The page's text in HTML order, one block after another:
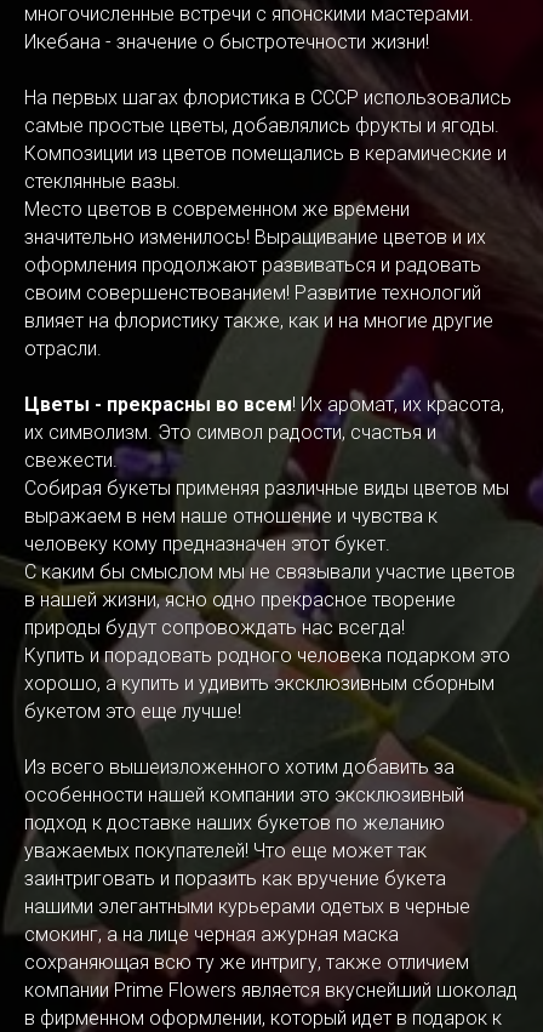
многочисленные встречи с японскими мастерами.
Икебана - значение о быстротечности жизни!
На первых шагах флористика в СССР использовались
самые простые цветы, добавлялись фрукты и ягоды.
Композиции из цветов помещались в керамические и
стеклянные вазы.
Место цветов в современном же времени
значительно изменилось! Выращивание цветов и их
оформления продолжают развиваться и радовать
своим совершенствованием! Развитие технологий
влияет на флористику также, как и на многие другие
отрасли.
Цветы - прекрасны во всем! Их аромат, их красота,
их символизм. Это символ радости, счастья и
свежести.
Собирая букеты применяя различные виды цветов мы
выражаем в нем наше отношение и чувства к
человеку кому предназначен этот букет.
С каким бы смыслом мы не связывали участие цветов
в нашей жизни, ясно одно прекрасное творение
природы будут сопровождать нас всегда!
Купить и порадовать родного человека подарком это
хорошо, а купить и удивить эксклюзивным сборным
букетом это еще лучше!
Из всего вышеизложенного хотим добавить за
особенности нашей компании это эксклюзивный
подход к доставке наших букетов по желанию
уважаемых покупателей! Что еще может так
заинтриговать и поразить как вручение букета
нашими элегантными курьерами одетых в черные
смокинг, а на лице черная ажурная маска
сохраняющая всю ту же интригу, также отличием
компании Prime Flowers является вкуснейший шоколад
в фирменном оформлении, который идет в подарок к